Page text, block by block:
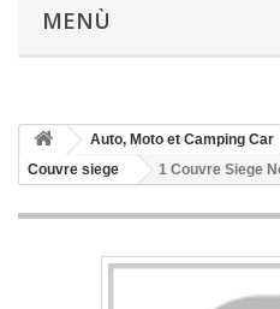
MENÙ
Auto, Moto et Camping Car
Couvre siege
1 Couvre Siege